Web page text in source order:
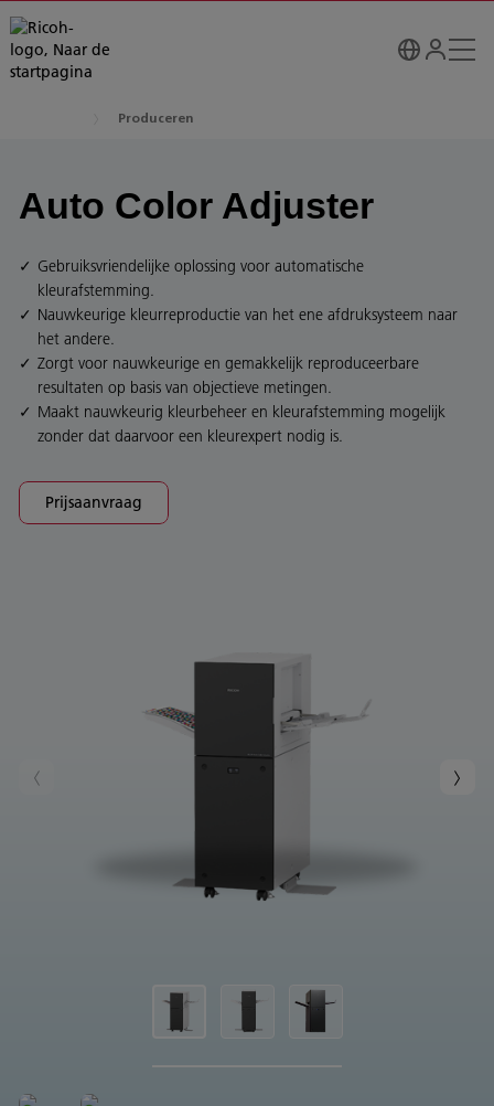
Produceren
Auto Color Adjuster
Gebruiksvriendelijke oplossing voor automatische
kleurafstemming.
Nauwkeurige kleurreproductie van het ene afdruksysteem naar
het andere.
Zorgt voor nauwkeurige en gemakkelijk reproduceerbare
resultaten op basis van objectieve metingen.
Maakt nauwkeurig kleurbeheer en kleurafstemming mogelijk
zonder dat daarvoor een kleurexpert nodig is.
Prijsaanvraag